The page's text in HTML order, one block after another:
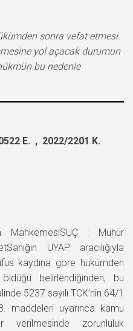
sonra vefat etmesi
yol açacak durumun
bu nedenle
E. , 2022/2201 K.
: Mühür
UYAP aracılığıyla
kaydına göre hükümden
belirlendiğinden, bu
5237 sayılı TCK’nin 64/1
maddeleri uyarınca kamu
verilmesinde zorunluluk